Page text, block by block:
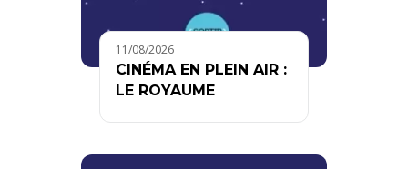
11/08/2026
CINÉMA EN PLEIN AIR :
LE ROYAUME